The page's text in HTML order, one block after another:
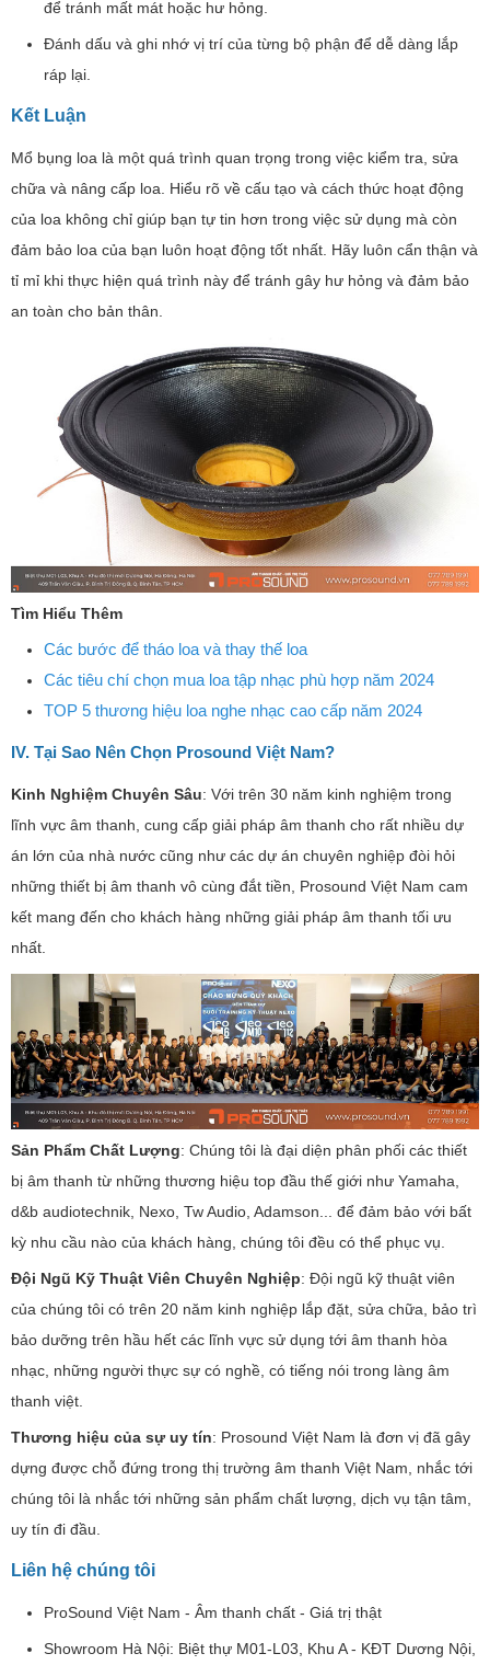
để tránh mất mát hoặc hư hỏng.
Đánh dấu và ghi nhớ vị trí của từng bộ phận để dễ dàng lắp
ráp lại.
Kết Luận
Mổ bụng loa là một quá trình quan trọng trong việc kiểm tra, sửa
chữa và nâng cấp loa. Hiểu rõ về cấu tạo và cách thức hoạt động
của loa không chỉ giúp bạn tự tin hơn trong việc sử dụng mà còn
đảm bảo loa của bạn luôn hoạt động tốt nhất. Hãy luôn cẩn thận và
tỉ mỉ khi thực hiện quá trình này để tránh gây hư hỏng và đảm bảo
an toàn cho bản thân.
Tìm Hiểu Thêm
Các bước để tháo loa và thay thế loa
Các tiêu chí chọn mua loa tập nhạc phù hợp năm 2024
TOP 5 thương hiệu loa nghe nhạc cao cấp năm 2024
IV. Tại Sao Nên Chọn Prosound Việt Nam?
Kinh Nghiệm Chuyên Sâu: Với trên 30 năm kinh nghiệm trong
lĩnh vực âm thanh, cung cấp giải pháp âm thanh cho rất nhiều dự
án lớn của nhà nước cũng như các dự án chuyên nghiệp đòi hỏi
những thiết bị âm thanh vô cùng đắt tiền, Prosound Việt Nam cam
kết mang đến cho khách hàng những giải pháp âm thanh tối ưu
nhất.
Sản Phẩm Chất Lượng: Chúng tôi là đại diện phân phối các thiết
bị âm thanh từ những thương hiệu top đầu thế giới như Yamaha,
d&b audiotechnik, Nexo, Tw Audio, Adamson... để đảm bảo với bất
kỳ nhu cầu nào của khách hàng, chúng tôi đều có thể phục vụ.
Đội Ngũ Kỹ Thuật Viên Chuyên Nghiệp: Đội ngũ kỹ thuật viên
của chúng tôi có trên 20 năm kinh nghiệp lắp đặt, sửa chữa, bảo trì
bảo dưỡng trên hầu hết các lĩnh vực sử dụng tới âm thanh hòa
nhạc, những người thực sự có nghề, có tiếng nói trong làng âm
thanh việt.
Thương hiệu của sự uy tín: Prosound Việt Nam là đơn vị đã gây
dựng được chỗ đứng trong thị trường âm thanh Việt Nam, nhắc tới
chúng tôi là nhắc tới những sản phẩm chất lượng, dịch vụ tận tâm,
uy tín đi đầu.
Liên hệ chúng tôi
ProSound Việt Nam - Âm thanh chất - Giá trị thật
Showroom Hà Nội: Biệt thự M01-L03, Khu A - KĐT Dương Nội,